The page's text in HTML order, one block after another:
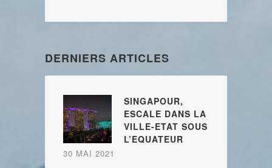
DERNIERS ARTICLES
SINGAPOUR,
ESCALE DANS LA
VILLE-ETAT SOUS
L’EQUATEUR
30 MAI 2021